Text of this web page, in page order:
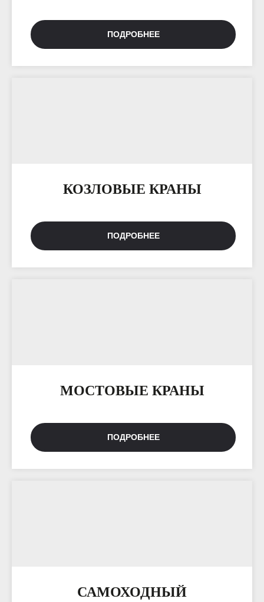
ПОДРОБНЕЕ
КОЗЛОВЫЕ КРАНЫ
ПОДРОБНЕЕ
МОСТОВЫЕ КРАНЫ
ПОДРОБНЕЕ
САМОХОДНЫЙ